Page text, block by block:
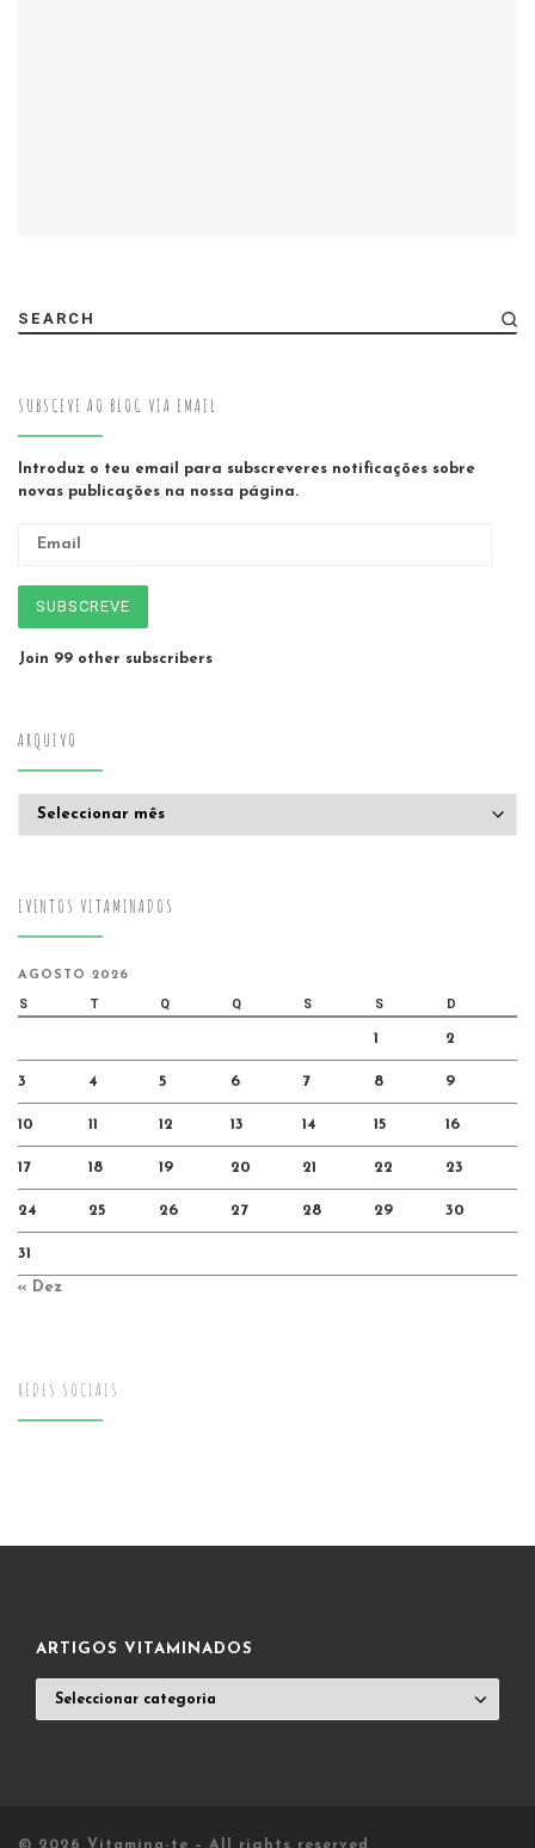
SEARCH
SUBSCEVE AO BLOG VIA EMAIL
Introduz o teu email para subscreveres notificações sobre
novas publicações na nossa página.
SUBSCREVE
Join 99 other subscribers
ARQUIVO
EVENTOS VITAMINADOS
AGOSTO 2026
S T Q Q S S D
1 2
3 4 5 6 7 8 9
10 11 12 13 14 15 16
17 18 19 20 21 22 23
24 25 26 27 28 29 30
31
« Dez
REDES SOCIAIS
ARTIGOS VITAMINADOS
VITAMINADOS